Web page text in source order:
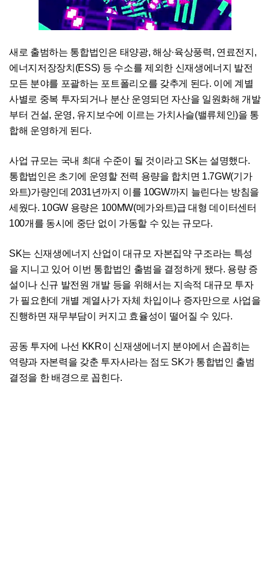
새로 출범하는 통합법인은 태양광, 해상·육상풍력, 연료전지,
에너지저장장치(ESS) 등 수소를 제외한 신재생에너지 발전
모든 분야를 포괄하는 포트폴리오를 갖추게 된다. 이에 계별
사별로 중복 투자되거나 분산 운영되던 자산을 일원화해 개발
부터 건설, 운영, 유지보수에 이르는 가치사슬(밸류체인)을 통
합해 운영하게 된다.
사업 규모는 국내 최대 수준이 될 것이라고 SK는 설명했다.
통합법인은 초기에 운영할 전력 용량을 합치면 1.7GW(기가
와트)가량인데 2031년까지 이를 10GW까지 늘린다는 방침을
세웠다. 10GW 용량은 100MW(메가와트)급 대형 데이터센터
100개를 동시에 중단 없이 가동할 수 있는 규모다.
SK는 신재생에너지 산업이 대규모 자본집약 구조라는 특성
을 지니고 있어 이번 통합법인 출범을 결정하게 됐다. 용량 증
설이나 신규 발전원 개발 등을 위해서는 지속적 대규모 투자
가 필요한데 개별 계열사가 자체 차입이나 증자만으로 사업을
진행하면 재무부담이 커지고 효율성이 떨어질 수 있다.
공동 투자에 나선 KKR이 신재생에너지 분야에서 손꼽히는
역량과 자본력을 갖춘 투자사라는 점도 SK가 통합법인 출범
결정을 한 배경으로 꼽힌다.